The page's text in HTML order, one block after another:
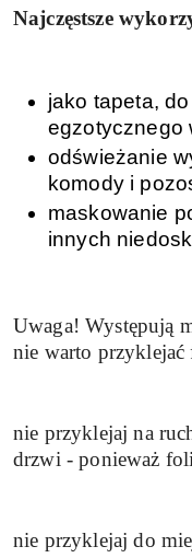
Najczęstsze
jako tapeta,
egzotycznego
odświeżanie
komody i
maskowanie
innych
Uwaga! Występują
nie warto
nie przyklejaj na
drzwi - ponieważ
nie przyklejaj do